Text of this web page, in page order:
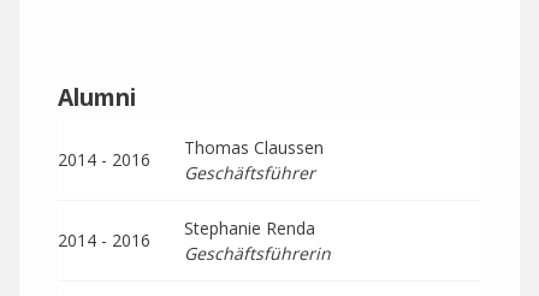
Alumni
2014 - 2016
Thomas Claussen
Geschäftsführer
2014 - 2016
Stephanie Renda
Geschäftsführerin